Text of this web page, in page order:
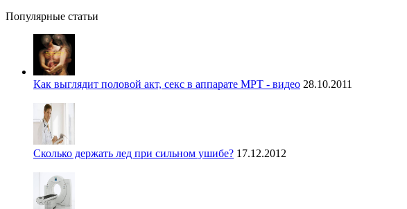
Популярные статьи
Как выглядит половой акт, секс в аппарате МРТ - видео 28.10.2011
Сколько держать лед при сильном ушибе? 17.12.2012